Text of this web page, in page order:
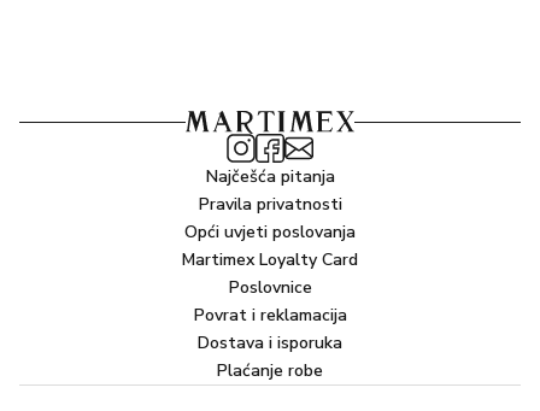
Najčešća pitanja
Pravila privatnosti
Opći uvjeti poslovanja
Martimex Loyalty Card
Poslovnice
Povrat i reklamacija
Dostava i isporuka
Plaćanje robe